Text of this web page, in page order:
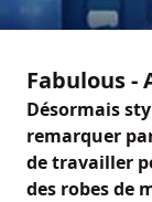
Fabulous -
Désormais
remarquer
de travailler
des robes de